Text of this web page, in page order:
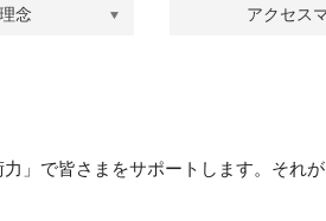
念 アクセス
」で皆さまをサポートします。それが